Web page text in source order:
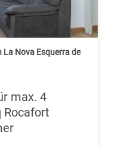
Nova Esquerra de
max. 4
Rocafort